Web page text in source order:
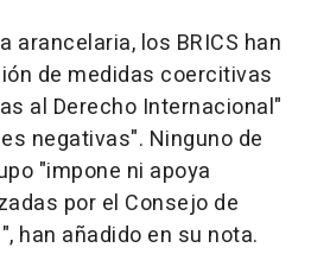
arancelaria, los BRICS han
de medidas coercitivas
al Derecho Internacional"
negativas". Ninguno de
"impone ni apoya
por el Consejo de
han añadido en su nota.